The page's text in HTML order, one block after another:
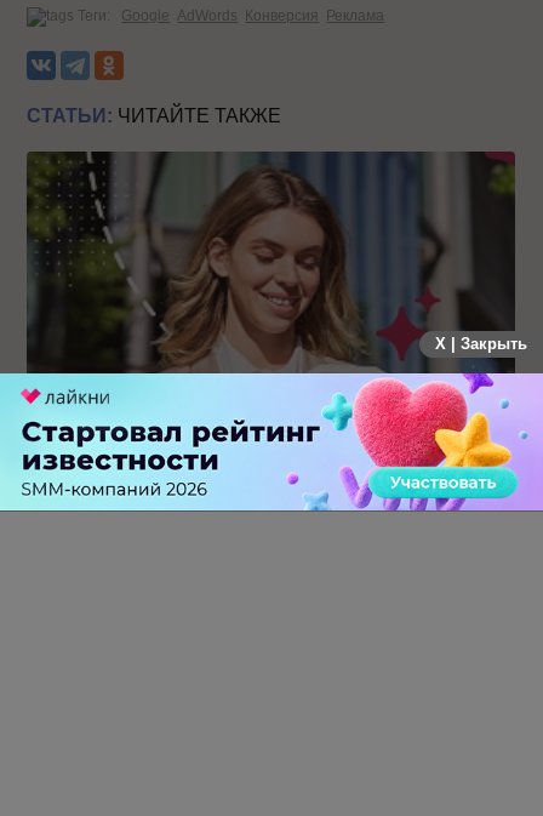
Теги: Google AdWords Конверсия Реклама
СТАТЬИ: ЧИТАЙТЕ ТАКЖЕ
Каким брендам действительно нужны mobile push-
коммуникации, а для кого это – лишняя трата ресурсов
X | Закрыть